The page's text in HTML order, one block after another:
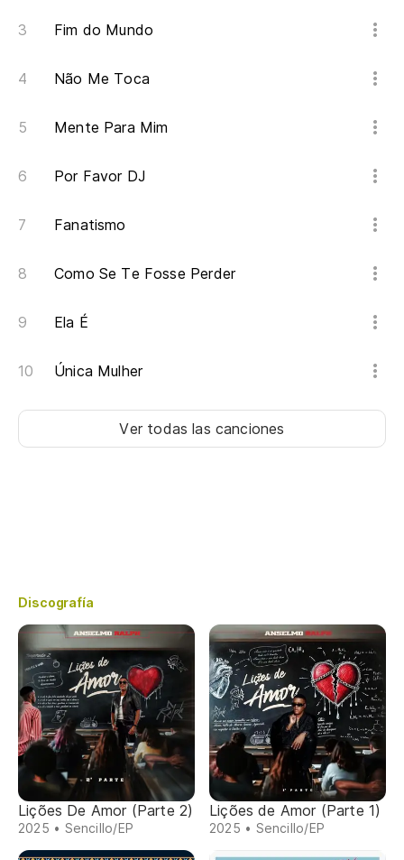
Fim do Mundo
Não Me Toca
Mente Para Mim
Por Favor DJ
Fanatismo
Como Se Te Fosse Perder
Ela É
Única Mulher
Ver todas las canciones
Discografía
Lições De Amor (Parte 2)
2025 • Sencillo/EP
Lições de Amor (Parte 1)
2025 • Sencillo/EP